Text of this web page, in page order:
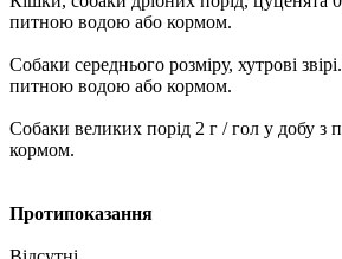
питною водою або кормом.
Собаки середнього розміру, хутрові
питною водою або кормом.
Собаки великих порід 2 г / гол у добу з
кормом.
Протипоказання